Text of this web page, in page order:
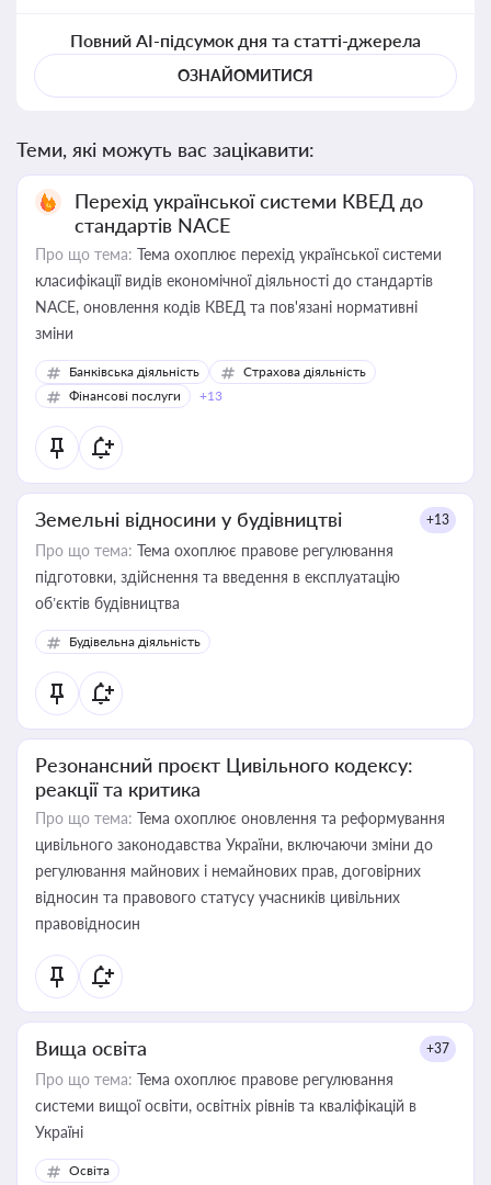
Повний AI-підсумок дня та статті-джерела
ОЗНАЙОМИТИСЯ
Теми, які можуть вас зацікавити:
Перехід української системи КВЕД до
стандартів NACE
Про що тема: Тема охоплює перехід української системи
класифікації видів економічної діяльності до стандартів
NACE, оновлення кодів КВЕД та пов'язані нормативні
зміни
Банківська діяльність
Страхова діяльність
Фінансові послуги
+13
Земельні відносини у будівництві +13
Про що тема: Тема охоплює правове регулювання
підготовки, здійснення та введення в експлуатацію
об’єктів будівництва
Будівельна діяльність
Резонансний проєкт Цивільного кодексу:
реакції та критика
Про що тема: Тема охоплює оновлення та реформування
цивільного законодавства України, включаючи зміни до
регулювання майнових і немайнових прав, договірних
відносин та правового статусу учасників цивільних
правовідносин
Вища освіта +37
Про що тема: Тема охоплює правове регулювання
системи вищої освіти, освітніх рівнів та кваліфікацій в
Україні
Освіта